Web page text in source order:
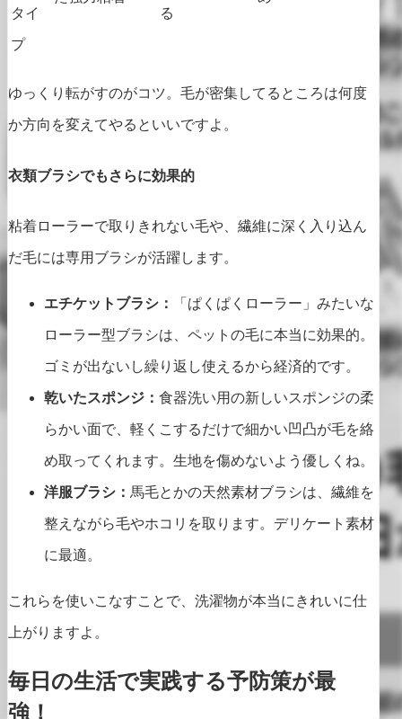
タイ
プ
る
ゆっくり転がすのがコツ。毛が密集してるところは何度
か方向を変えてやるといいですよ。
衣類ブラシでもさらに効果的
粘着ローラーで取りきれない毛や、繊維に深く入り込ん
だ毛には専用ブラシが活躍します。
エチケットブラシ： 「ぱくぱくローラー」みたいな
ローラー型ブラシは、ペットの毛に本当に効果的。
ゴミが出ないし繰り返し使えるから経済的です。
乾いたスポンジ： 食器洗い用の新しいスポンジの柔
らかい面で、軽くこするだけで細かい凹凸が毛を絡
め取ってくれます。生地を傷めないよう優しくね。
洋服ブラシ： 馬毛とかの天然素材ブラシは、繊維を
整えながら毛やホコリを取ります。デリケート素材
に最適。
これらを使いこなすことで、洗濯物が本当にきれいに仕
上がりますよ。
毎日の生活で実践する予防策が最
強！